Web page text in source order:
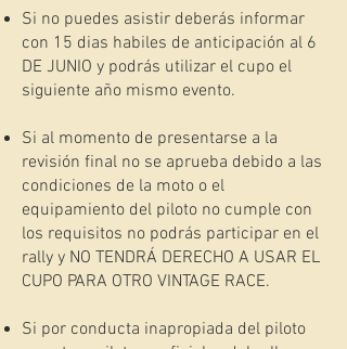
Si no puedes asistir deberás informar
con 15 dias habiles de anticipación al 6
DE JUNIO y podrás utilizar el cupo el
siguiente año mismo evento.
Si al momento de presentarse a la
revisión final no se aprueba debido a las
condiciones de la moto o el
equipamiento del piloto no cumple con
los requisitos no podrás participar en el
rally y NO TENDRÁ DERECHO A USAR EL
CUPO PARA OTRO VINTAGE RACE.
Si por conducta inapropiada del piloto